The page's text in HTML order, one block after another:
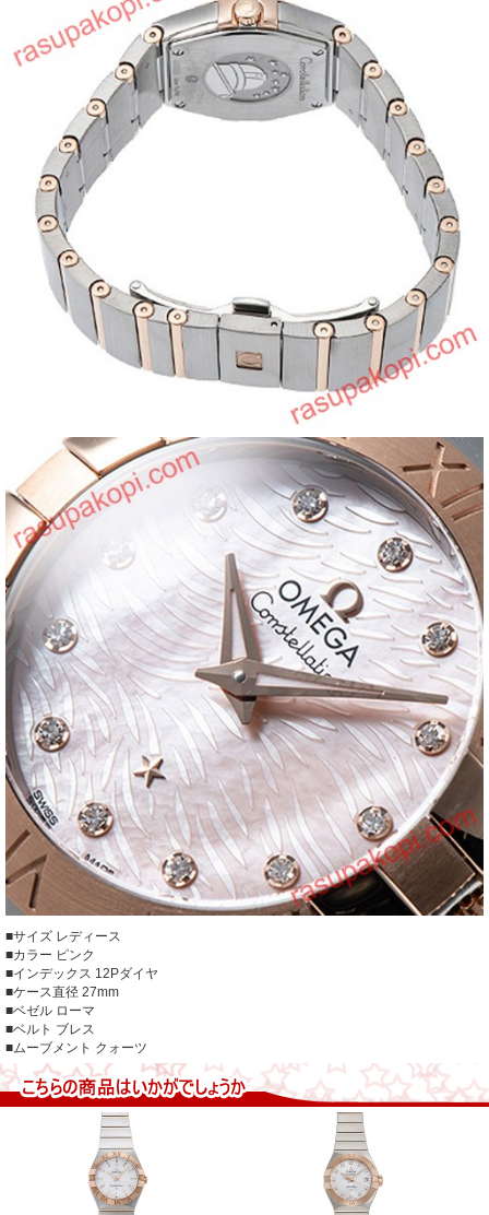
■サイズ レディース
■カラー ピンク
■インデックス 12Pダイヤ
■ケース直径 27mm
■ベゼル ローマ
■ベルト ブレス
■ムーブメント クォーツ